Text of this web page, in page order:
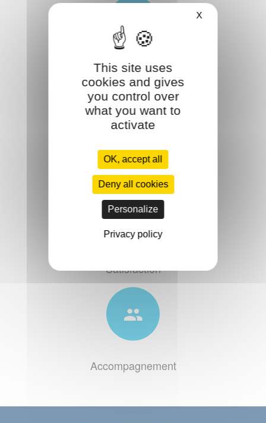
Conseil
Qualité
Satisfaction
Accompagnement
X
This site uses
cookies and gives
you control over
what you want to
activate
OK, accept all
Deny all cookies
Personalize
Privacy policy